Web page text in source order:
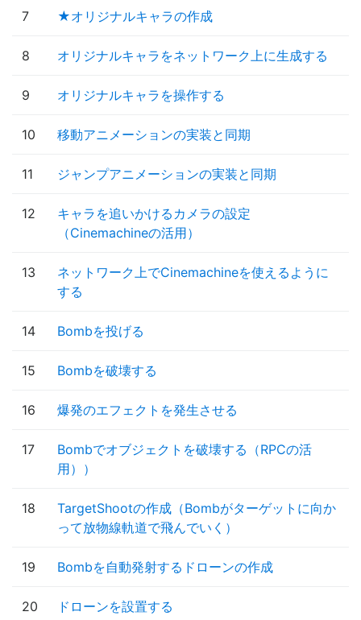
7 ★オリジナルキャラの作成
8 オリジナルキャラをネットワーク上に生成する
9 オリジナルキャラを操作する
10 移動アニメーションの実装と同期
11 ジャンプアニメーションの実装と同期
12
キャラを追いかけるカメラの設定
（Cinemachineの活用）
13
ネットワーク上でCinemachineを使えるように
する
14 Bombを投げる
15 Bombを破壊する
16 爆発のエフェクトを発生させる
17
Bombでオブジェクトを破壊する（RPCの活
用））
18
TargetShootの作成（Bombがターゲットに向か
って放物線軌道で飛んでいく）
19 Bombを自動発射するドローンの作成
20 ドローンを設置する